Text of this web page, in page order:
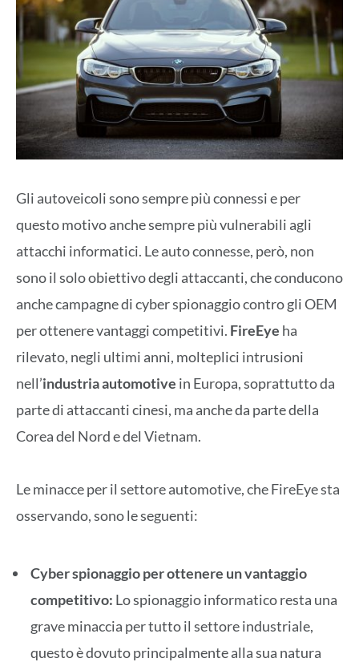
Gli autoveicoli sono sempre più connessi e per
questo motivo anche sempre più vulnerabili agli
attacchi informatici. Le auto connesse, però, non
sono il solo obiettivo degli attaccanti, che conducono
anche campagne di cyber spionaggio contro gli OEM
per ottenere vantaggi competitivi. FireEye ha
rilevato, negli ultimi anni, molteplici intrusioni
nell’industria automotive in Europa, soprattutto da
parte di attaccanti cinesi, ma anche da parte della
Corea del Nord e del Vietnam.
Le minacce per il settore automotive, che FireEye sta
osservando, sono le seguenti:
Cyber spionaggio per ottenere un vantaggio
competitivo: Lo spionaggio informatico resta una
grave minaccia per tutto il settore industriale,
questo è dovuto principalmente alla sua natura